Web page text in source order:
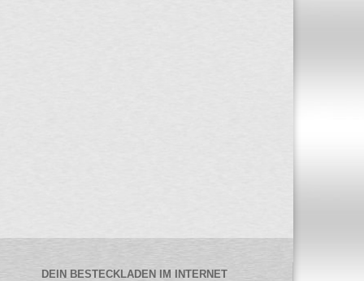
DEIN BESTECKLADEN IM INTERNET